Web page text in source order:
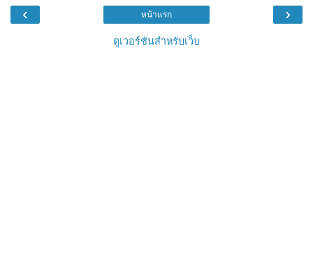
‹ ›
หน้าแรก
ดูเวอร์ชันสำหรับเว็บ